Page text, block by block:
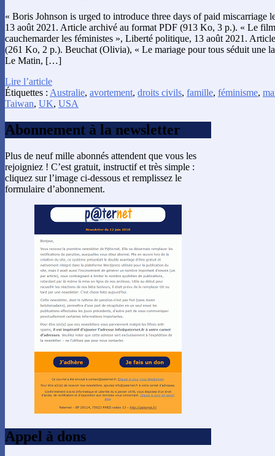
« Boris Johnson is urged to introduce three days of paid miscarriage
13 août 2021. Article archivé au format PDF (913 Ko, 3 p.). « Le
cauchemarder les féministes », Liberté politique, 13 août 2021.
(261 Ko, 2 p.). Beuchat (Olivia), « Le mariage pour tous séduit une
Le Matin, […]
Lire l’article
Étiquettes : Australie, avortement, droits civils, famille, féminisme,
Taiwan, UK, USA
Abonnement à la newsletter
Plus de neuf mille abonnés attendent que vous les
rejoigniez ! C’est gratuit, instructif et très simple :
cliquez sur l’image ci-dessous et remplissez le
formulaire d’abonnement.
Appel à dons